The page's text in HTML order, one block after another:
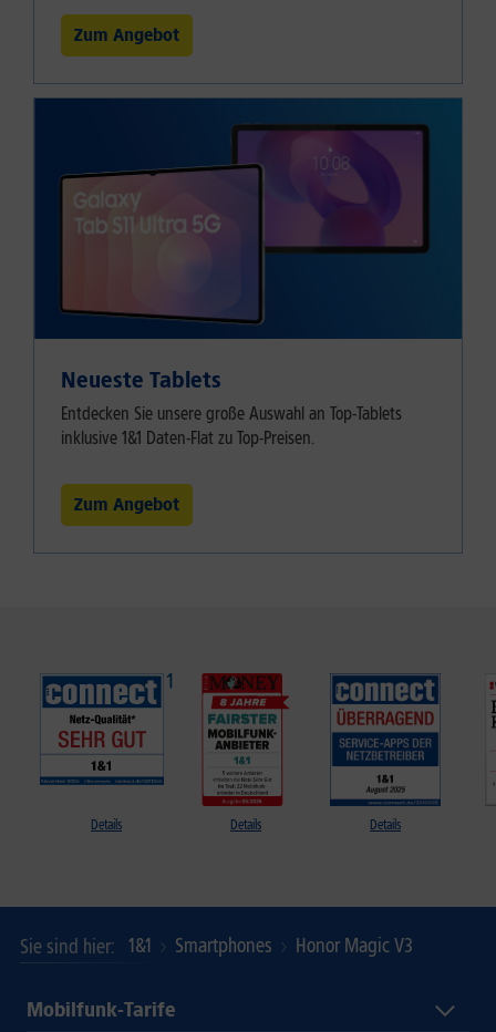
Zum Angebot
Neueste Tablets
Entdecken Sie unsere große Auswahl an Top-Tablets
inklusive 1&1 Daten-Flat zu Top-Preisen.
Zum Angebot
Details Details Details
Sie sind hier 1&1 Smartphones Honor Magic V3
Mobilfunk-Tarife